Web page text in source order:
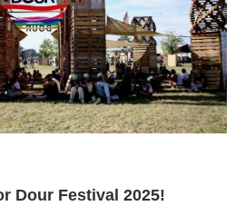
Dour Festival 2025!